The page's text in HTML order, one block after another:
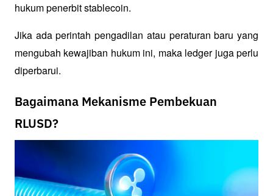
hukum penerbit stablecoin.
Jika ada perintah pengadilan atau peraturan baru yang
mengubah kewajiban hukum ini, maka ledger juga perlu
diperbarui.
Bagaimana Mekanisme Pembekuan
RLUSD?